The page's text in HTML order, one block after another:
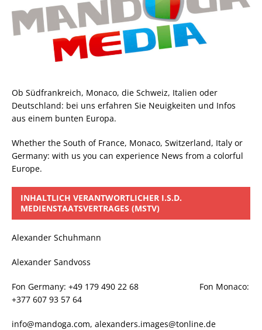
Ob Südfrankreich, Monaco, die Schweiz, Italien oder
Deutschland: bei uns erfahren Sie Neuigkeiten und Infos
aus einem bunten Europa.
Whether the South of France, Monaco, Switzerland, Italy or
Germany: with us you can experience News from a colorful
Europe.
INHALTLICH VERANTWORTLICHER I.S.D.
MEDIENSTAATSVERTRAGES (MSTV)
Alexander Schuhmann
Alexander Sandvoss
Fon Germany: +49 179 490 22 68 Fon Monaco:
+377 607 93 57 64
info@mandoga.com, alexanders.images@tonline.de